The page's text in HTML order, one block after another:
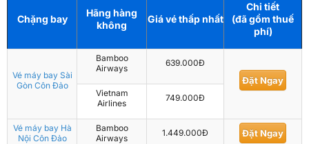
Chặng bay
Hãng hàng
không
Giá vé thấp nhất
Chi tiết
(đã gồm thuế
phí)
Vé máy bay Sài
Gòn Côn Đảo
Bamboo
Airways
639.000Đ
Đặt Ngay
Vietnam
Airlines
749.000Đ
Vé máy bay Hà
Nội Côn Đảo
Bamboo
Airways
1.449.000Đ Đặt Ngay